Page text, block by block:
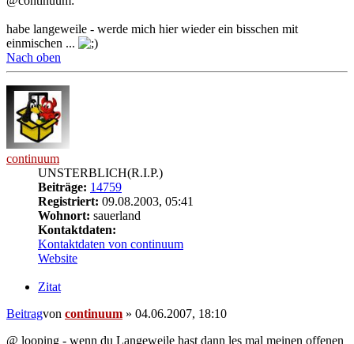
habe langeweile - werde mich hier wieder ein bisschen mit
einmischen ...
Nach oben
continuum
UNSTERBLICH(R.I.P.)
Beiträge: 14759
Registriert: 09.08.2003, 05:41
Wohnort: sauerland
Kontaktdaten:
Kontaktdaten von continuum
Website
Zitat
Beitragvon continuum » 04.06.2007, 18:10
@ looping - wenn du Langeweile hast dann les mal meinen offenen